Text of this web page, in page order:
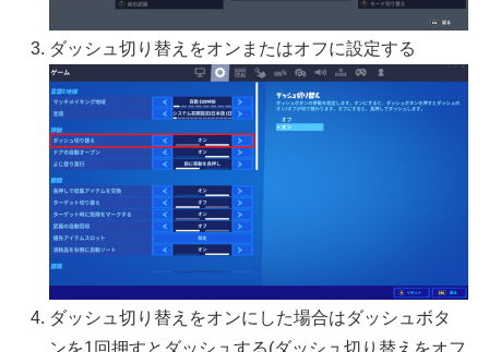
ダッシュ切り替えをオンまたはオフに設定する
ダッシュ切り替えをオンにした場合はダッシュボタ
ンを1回押すとダッシュする(ダッシュ切り替えをオフ